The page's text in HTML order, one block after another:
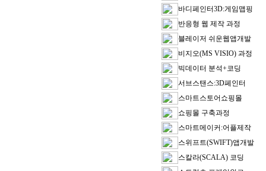
바디페인터3D:게임맵핑
반응형 웹 제작 과정
블레이저 쉬운웹앱개발
비지오(MS VISIO) 과정
빅데이터 분석+코딩
서브스탠스:3D페인터
스마트스토어쇼핑몰
쇼핑몰 구축과정
스마트메이커:어플제작
스위프트(SWIFT)앱개발
스칼라(SCALA) 코딩